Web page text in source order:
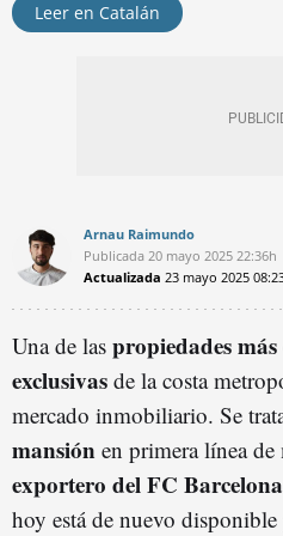
Leer en Catalán
Arnau Raimundo
Publicada 20 mayo 2025 22:36h
Actualizada 23 mayo 2025
Una de las propiedades más
exclusivas de la costa
mercado inmobiliario. Se
mansión en primera línea
exportero del FC
hoy está de nuevo